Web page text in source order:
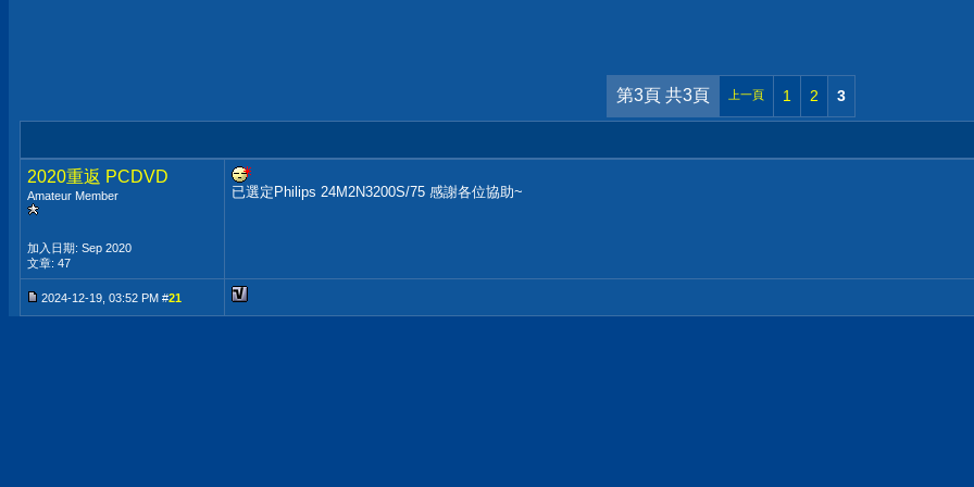
第3頁 共3頁 上一頁 1 2 3
2020重返 PCDVD
Amateur Member
加入日期: Sep 2020
文章: 47
已選定Philips 24M2N3200S/75 感謝各位協助~
2024-12-19, 03:52 PM #21